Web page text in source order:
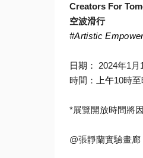
Creators For
空波滑行
#Artistic
日期： 2024年1 月
時間：
上午10時至
*展覽開放時間將
@張靜蘭實驗畫